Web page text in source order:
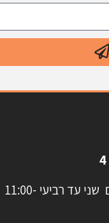
ימים ראשון וחמישי : 9:00-15:00 | ימים שני עד רביעי 11:00-